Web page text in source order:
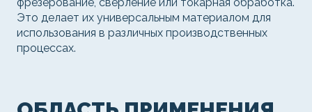
Это делает их универсальным материалом для
использования в различных производственных
процессах.